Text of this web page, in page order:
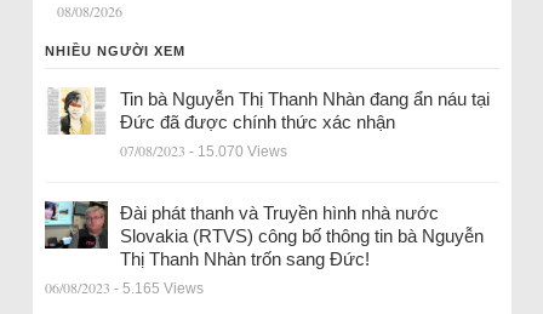
08/08/2026
NHIỀU NGƯỜI XEM
Tin bà Nguyễn Thị Thanh Nhàn đang ẩn náu tại
Đức đã được chính thức xác nhận
07/08/2023 - 15.070 Views
Đài phát thanh và Truyền hình nhà nước
Slovakia (RTVS) công bố thông tin bà Nguyễn
Thị Thanh Nhàn trốn sang Đức!
06/08/2023 - 5.165 Views